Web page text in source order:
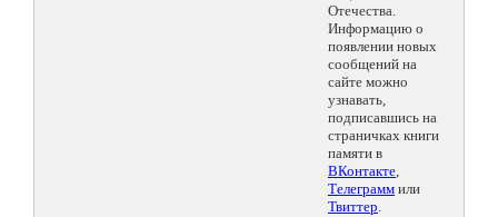
Отечества.
Информацию о
появлении новых
сообщений на
сайте можно
узнавать,
подписавшись на
страничках книги
памяти в
ВКонтакте,
Телеграмм или
Твиттер.